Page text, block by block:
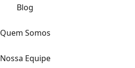
Blog
Quem Somos
Nossa Equipe